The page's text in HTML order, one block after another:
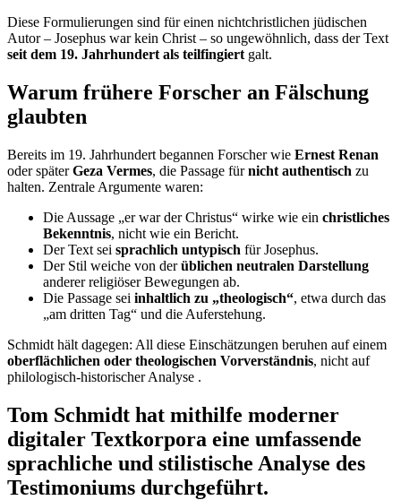
Diese Formulierungen sind für einen nichtchristlichen jüdischen
Autor – Josephus war kein Christ – so ungewöhnlich, dass der Text
seit dem 19. Jahrhundert als teilfingiert galt.
Warum frühere Forscher an Fälschung
glaubten
Bereits im 19. Jahrhundert begannen Forscher wie Ernest Renan
oder späterGeza Vermes, die Passage fürnicht authentisch zu
halten. Zentrale Argumente waren:
Die Aussage „er war der Christus“ wirke wie ein christliches
Bekenntnis, nicht wie ein Bericht.
Der Text sei sprachlich untypisch für Josephus.
Der Stil weiche von derüblichen neutralen Darstellung
anderer religiöser Bewegungen ab.
Die Passage sei inhaltlich zu „theologisch“, etwa durch das
„am dritten Tag“ und die Auferstehung.
Schmidt hält dagegen: All diese Einschätzungen beruhen auf einem
oberflächlichen oder theologischen Vorverständnis, nicht auf
philologisch-historischer Analyse .
Tom Schmidt hat mithilfe moderner
digitaler Textkorpora eine umfassende
sprachliche und stilistische Analyse des
Testimoniums durchgeführt.